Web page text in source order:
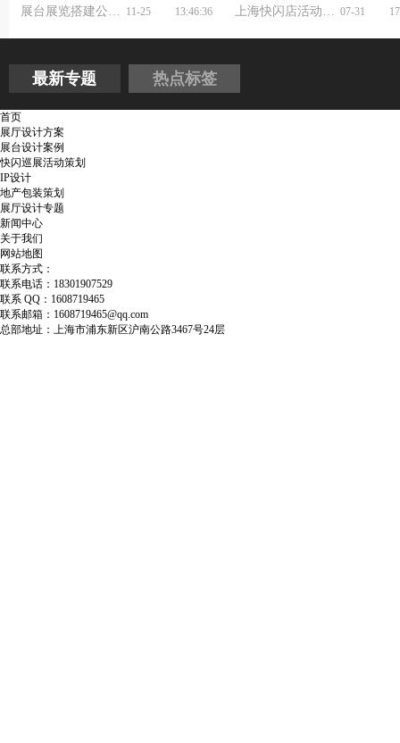
展台展览搭建公司报价里藏着哪些猫腻？ 11-25 13:46:36 上海快闪店活动策划公司：城市里的魔法盒子制造者 07-31
最新专题 热点标签
首页
展厅设计方案
展台设计案例
快闪巡展活动策划
IP设计
地产包装策划
展厅设计专题
新闻中心
关于我们
网站地图
联系方式：
联系电话：18301907529
联系 QQ：1608719465
联系邮箱：1608719465@qq.com
总部地址：上海市浦东新区沪南公路3467号24层